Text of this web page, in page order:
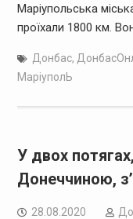
Маріупольська
проїхали 1800 км.
Донбас,
МаріуполЬ
У двох
Донеччиною,
28.08.2020